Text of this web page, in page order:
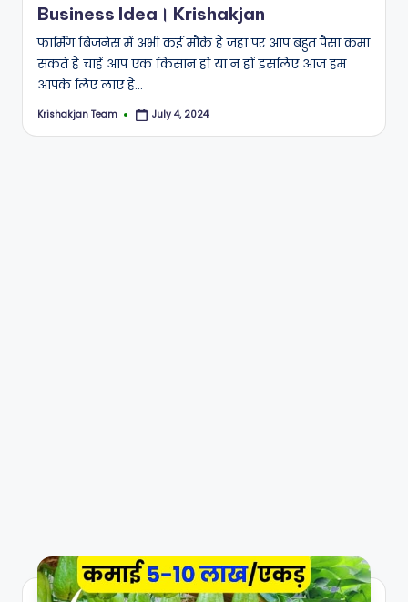
Business Idea। Krishakjan
फार्मिंग बिजनेस में अभी कई मौके हैं जहां पर आप बहुत पैसा कमा
सकते हैं चाहें आप एक किसान हो या न हों इसलिए आज हम
आपके लिए लाए हैं…
Posted
Krishakjan Team July 4, 2024